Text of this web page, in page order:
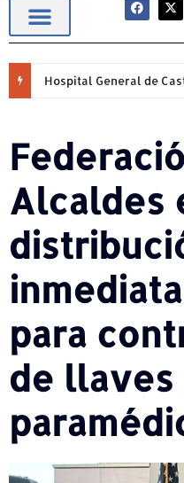
Alcaldes
para
de llaves